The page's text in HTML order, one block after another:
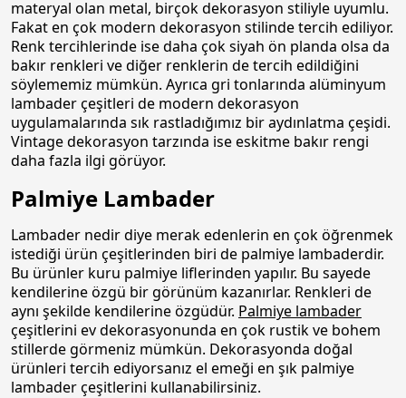
materyal olan metal, birçok dekorasyon stiliyle uyumlu.
Fakat en çok modern dekorasyon stilinde tercih ediliyor.
Renk tercihlerinde ise daha çok siyah ön planda olsa da
bakır renkleri ve diğer renklerin de tercih edildiğini
söylememiz mümkün. Ayrıca gri tonlarında alüminyum
lambader çeşitleri de modern dekorasyon
uygulamalarında sık rastladığımız bir aydınlatma çeşidi.
Vintage dekorasyon tarzında ise eskitme bakır rengi
daha fazla ilgi görüyor.
Palmiye Lambader
Lambader nedir diye merak edenlerin en çok öğrenmek
istediği ürün çeşitlerinden biri de palmiye lambaderdir.
Bu ürünler kuru palmiye liflerinden yapılır. Bu sayede
kendilerine özgü bir görünüm kazanırlar. Renkleri de
aynı şekilde kendilerine özgüdür. Palmiye lambader
çeşitlerini ev dekorasyonunda en çok rustik ve bohem
stillerde görmeniz mümkün. Dekorasyonda doğal
ürünleri tercih ediyorsanız el emeği en şık palmiye
lambader çeşitlerini kullanabilirsiniz.